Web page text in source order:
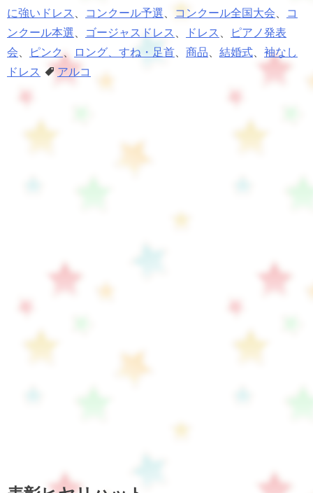
に強いドレス
コンクール予選 コンクール全国大会
コ
ンクール本選
ゴージャスドレス ドレス
ピアノ発表
会
ピンク 、 ロング、すね・足首 商品 結婚式
袖なし
ドレス
アルコ